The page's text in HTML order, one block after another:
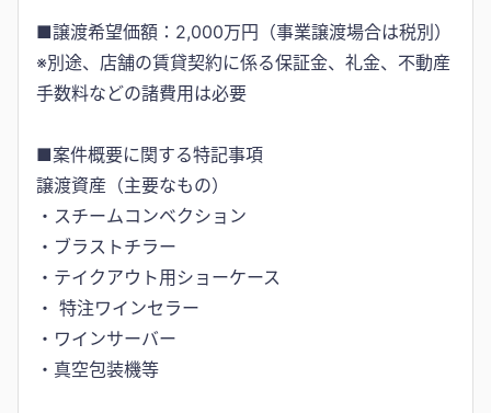
■譲渡希望価額：2,000万円（事業譲渡場合は税別）
※別途、店舗の賃貸契約に係る保証金、礼金、不動産
手数料などの諸費用は必要
■案件概要に関する特記事項
譲渡資産（主要なもの）
・スチームコンベクション
・ブラストチラー
・テイクアウト用ショーケース
・ 特注ワインセラー
・ワインサーバー
・真空包装機等